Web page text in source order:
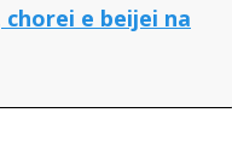
chorei e beijei na